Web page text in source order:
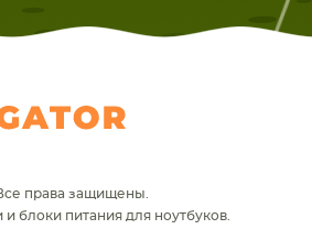
права защищены.
блоки питания для ноутбуков.